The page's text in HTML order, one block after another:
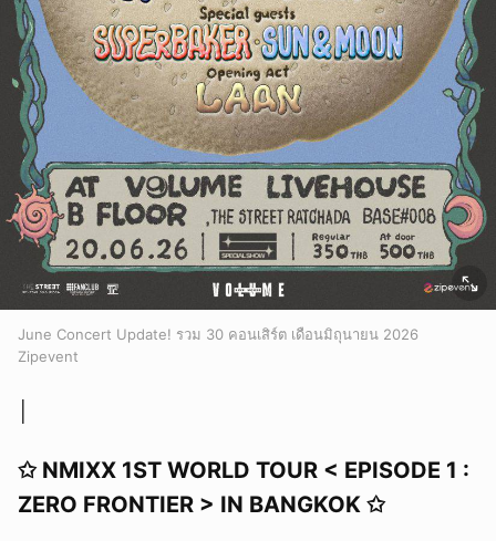
June Concert Update! รวม 30 คอนเสิร์ต เดือนมิถุนายน 2026
Zipevent
✩ NMIXX 1ST WORLD TOUR < EPISODE 1 :
ZERO FRONTIER > IN BANGKOK ✩